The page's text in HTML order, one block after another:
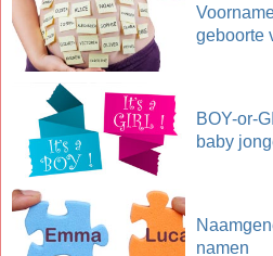
geboorte
BOY-or-
baby
namen